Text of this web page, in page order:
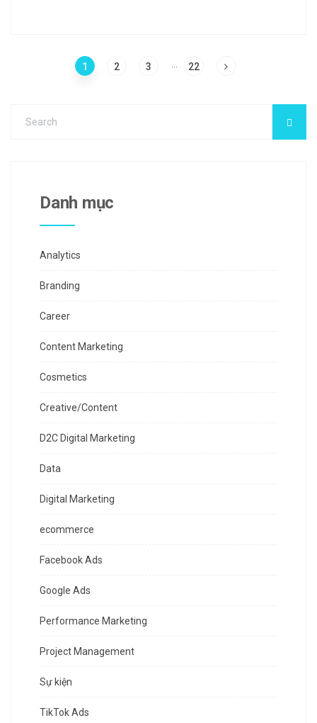
1 2 3 22
Danh mục
Analytics
Branding
Career
Content Marketing
Cosmetics
Creative/Content
D2C Digital Marketing
Data
Digital Marketing
ecommerce
Facebook Ads
Google Ads
Performance Marketing
Project Management
Sự kiện
TikTok Ads